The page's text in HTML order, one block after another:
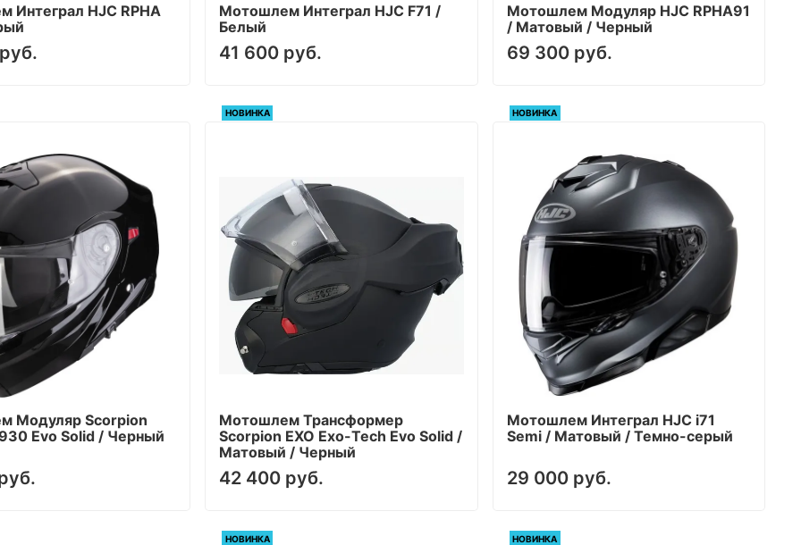
Интеграл HJC RPHA
Мотошлем Интеграл HJC F71 /
Белый
41 600 руб.
Мотошлем Модуляр HJC RPHA91
/ Матовый / Черный
69 300 руб.
Модуляр Scorpion
930 Evo Solid / Черный
НОВИНКА
Мотошлем Трансформер
Scorpion EXO Exo-Tech Evo Solid /
Матовый / Черный
42 400 руб.
НОВИНКА
Мотошлем Интеграл HJC i71
Semi / Матовый / Темно-серый
29 000 руб.
НОВИНКА НОВИНКА